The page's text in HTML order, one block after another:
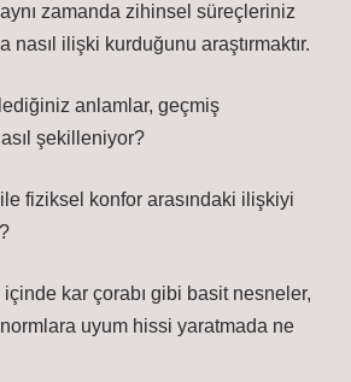
zamanda zihinsel süreçleriniz
nasıl ilişki kurduğunu araştırmaktır.
anlamlar, geçmiş
şekilleniyor?
ile fiziksel konfor arasındaki ilişkiyi
içinde kar çorabı gibi basit nesneler,
uyum hissi yaratmada ne